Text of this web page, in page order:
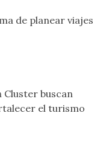
de planear viajes
buscan
el turismo